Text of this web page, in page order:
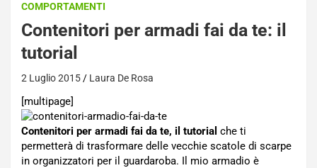
COMPORTAMENTI
Contenitori per armadi fai da te: il
tutorial
2 Luglio 2015 Laura De Rosa
[multipage]
Contenitori per armadi fai da te, il tutorial che ti
permetterà di trasformare delle vecchie scatole di scarpe
in organizzatori per il guardaroba. Il mio armadio è